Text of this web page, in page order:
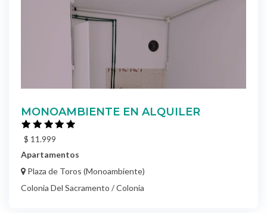
MONOAMBIENTE EN ALQUILER
$ 11.999
Apartamentos
Plaza de Toros (Monoambiente)
Colonia Del Sacramento / Colonia